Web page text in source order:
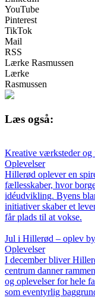
YouTube
Pinterest
TikTok
Mail
RSS
Lærke Rasmussen
Lærke
Rasmussen
Læs også:
Kreative værksteder
Oplevelser
Hillerød oplever en
fællesskaber, hvor
idéudvikling. Byens
initiativer skaber et
får plads til at vokse.
Jul i Hillerød – oplev
Oplevelser
I december bliver
centrum danner
og oplevelser for hele
som eventyrlig